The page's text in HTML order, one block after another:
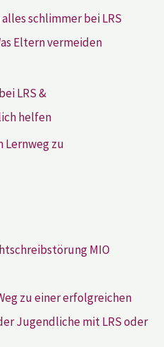
schlimmer bei LRS
Eltern vermeiden
LRS &
helfen
Lernweg zu
zu einer erfolgreichen
Jugendliche mit LRS oder